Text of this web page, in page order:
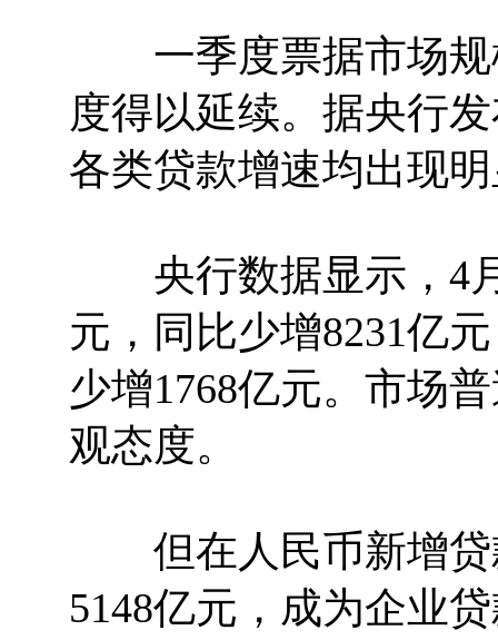
一季度票据市场规
度得以延续。据央行
各类贷款增速均出现
央行数据显示，4月
元，同比少增8231亿
少增1768亿元。市场
观态度。
但在人民币新增贷
5148亿元，成为企业